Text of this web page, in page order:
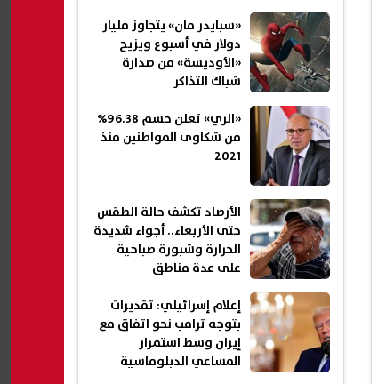
«سبايدر مان» يتجاوز مليار
دولار في أسبوع ويزيح
«الأوديسة» من صدارة
شباك التذاكر
«الري» تعلن حسم 96.38%
من شكاوى المواطنين منذ
2021
الأرصاد تكشف حالة الطقس
حتى الأربعاء.. أجواء شديدة
الحرارة وشبورة صباحية
على عدة مناطق
إعلام إسرائيلي: تقديرات
بتوجه ترامب نحو اتفاق مع
إيران وسط استمرار
المساعي الدبلوماسية